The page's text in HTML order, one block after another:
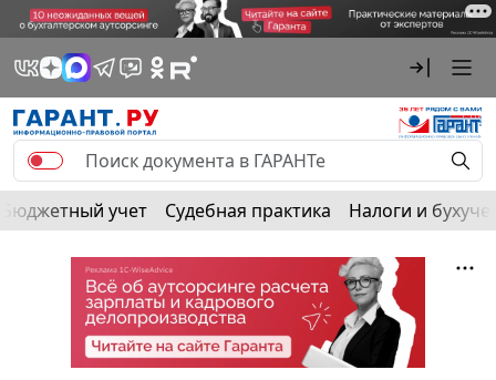
Бюджетный учет Судебная практика Налоги и